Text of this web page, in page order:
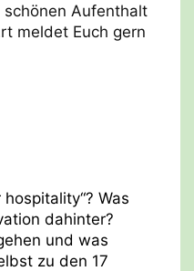
schönen Aufenthalt
meldet Euch gern
Was
dahinter?
und was
zu den 17